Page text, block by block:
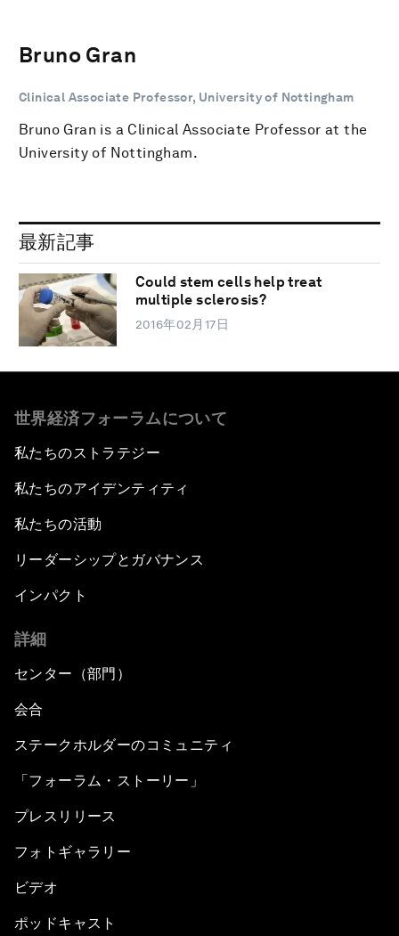
Bruno Gran
Clinical Associate Professor, University of Nottingham
Bruno Gran is a Clinical Associate Professor at the
University of Nottingham.
最新記事
Could stem cells help treat
multiple sclerosis?
2016年02月17日
世界経済フォーラムについて
私たちのストラテジー
私たちのアイデンティティ
私たちの活動
リーダーシップとガバナンス
インパクト
詳細
センター（部門）
会合
ステークホルダーのコミュニティ
「フォーラム・ストーリー」
プレスリリース
フォトギャラリー
ビデオ
ポッドキャスト